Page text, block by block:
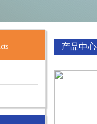
产品中心